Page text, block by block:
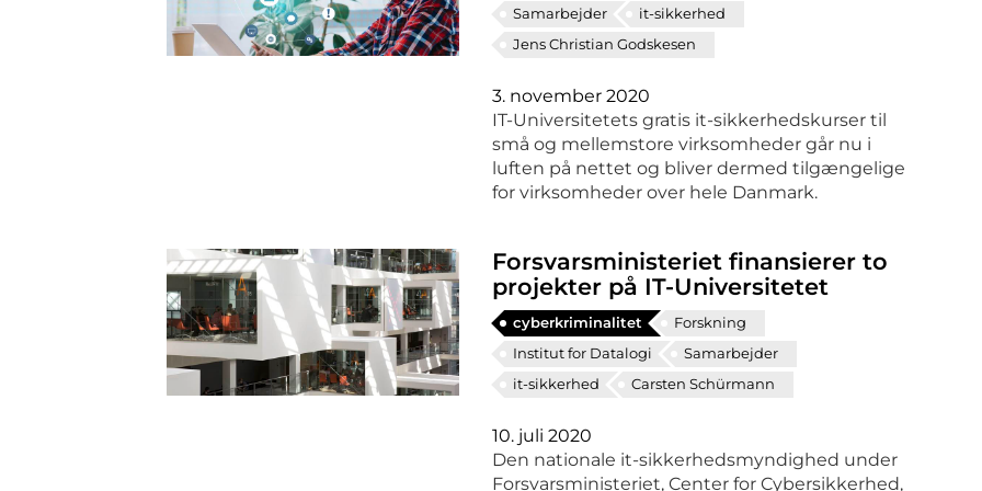
Samarbejder
it-sikkerhed
Jens Christian Godskesen
3. november 2020
IT-Universitetets gratis it-sikkerhedskurser til
små og mellemstore virksomheder går nu i
luften på nettet og bliver dermed tilgængelige
for virksomheder over hele Danmark.
Forsvarsministeriet finansierer to
projekter på IT-Universitetet
cyberkriminalitet
Forskning
Institut for Datalogi
Samarbejder
it-sikkerhed
Carsten Schürmann
10. juli 2020
Den nationale it-sikkerhedsmyndighed under
Forsvarsministeriet, Center for Cybersikkerhed,